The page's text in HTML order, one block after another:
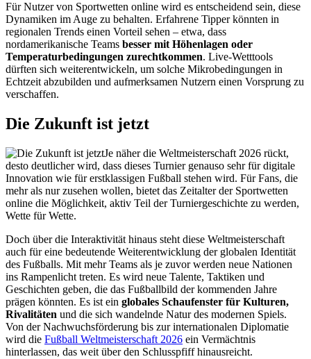
Für Nutzer von Sportwetten online wird es entscheidend sein, diese
Dynamiken im Auge zu behalten. Erfahrene Tipper könnten in
regionalen Trends einen Vorteil sehen – etwa, dass
nordamerikanische Teams besser mit Höhenlagen oder
Temperaturbedingungen zurechtkommen. Live-Wetttools
dürften sich weiterentwickeln, um solche Mikrobedingungen in
Echtzeit abzubilden und aufmerksamen Nutzern einen Vorsprung zu
verschaffen.
Die Zukunft ist jetzt
Je näher die Weltmeisterschaft 2026 rückt,
desto deutlicher wird, dass dieses Turnier genauso sehr für digitale
Innovation wie für erstklassigen Fußball stehen wird. Für Fans, die
mehr als nur zusehen wollen, bietet das Zeitalter der Sportwetten
online die Möglichkeit, aktiv Teil der Turniergeschichte zu werden,
Wette für Wette.
Doch über die Interaktivität hinaus steht diese Weltmeisterschaft
auch für eine bedeutende Weiterentwicklung der globalen Identität
des Fußballs. Mit mehr Teams als je zuvor werden neue Nationen
ins Rampenlicht treten. Es wird neue Talente, Taktiken und
Geschichten geben, die das Fußballbild der kommenden Jahre
prägen könnten. Es ist ein globales Schaufenster für Kulturen,
Rivalitäten und die sich wandelnde Natur des modernen Spiels.
Von der Nachwuchsförderung bis zur internationalen Diplomatie
wird die Fußball Weltmeisterschaft 2026 ein Vermächtnis
hinterlassen, das weit über den Schlusspfiff hinausreicht.